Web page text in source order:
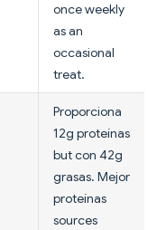
once weekly
as an
occasional
treat.
Proporciona
12g proteínas
but con 42g
grasas. Mejor
proteínas
sources